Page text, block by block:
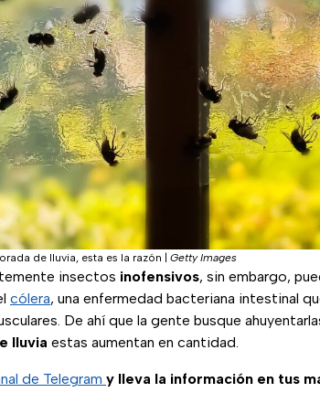
de lluvia, esta es la razón Getty Images
insectos inofensivos, sin embargo,
cólera, una enfermedad bacteriana intestinal
De ahí que la gente busque
lluvia estas aumentan en cantidad.
de Telegram y lleva la información en tus